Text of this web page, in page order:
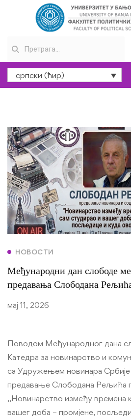
српски (ћир)
НОВОСТИ
Међународни дан слободе
предавања Слободана
мај 11, 2026
Поводом Међународног дана
Катедра за новинарство и
са Удружењем новинара Србије
предавање Слободана Рељића
,,Новинарство између времена
вашег доба – промјене,